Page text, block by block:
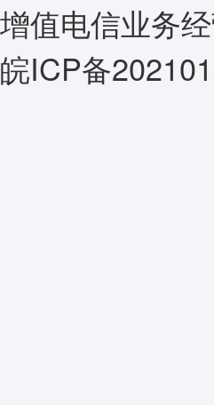
增值电信业务
皖ICP备